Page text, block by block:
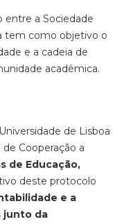
entre a Sociedade
tem como objetivo o
e a cadeia de
académica.
de Lisboa
Cooperação a
de Educação,
deste protocolo
e a
junto da